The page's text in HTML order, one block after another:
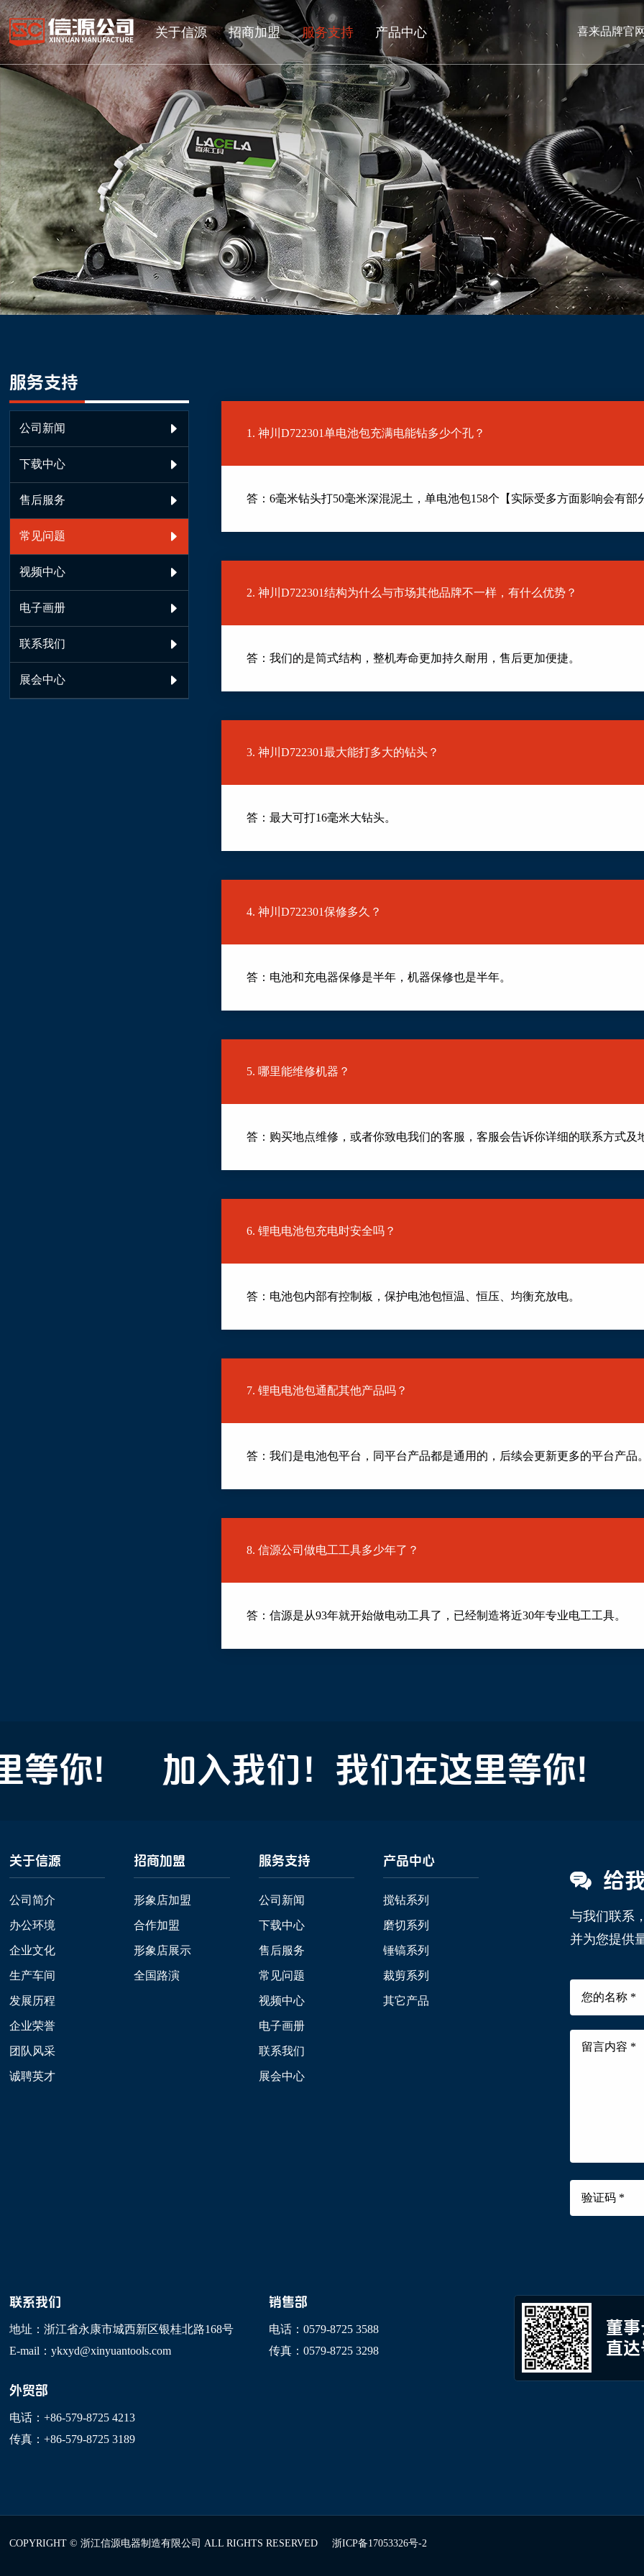
关于信源 招商加盟 服务支持 产品中心 喜来品牌官
服务支持
公司新闻 
下载中心 
售后服务 
常见问题 
视频中心 
电子画册 
联系我们 
展会中心 
1. 神川D722301单电池包充满电能钻多少个孔？
答：6毫米钻头打50毫米深混泥土，单电池包158个【实际受多方面影响会有部
2. 神川D722301结构为什么与市场其他品牌不一样，有什么优势？
答：我们的是筒式结构，整机寿命更加持久耐用，售后更加便捷。
3. 神川D722301最大能打多大的钻头？
答：最大可打16毫米大钻头。
4. 神川D722301保修多久？
答：电池和充电器保修是半年，机器保修也是半年。
5. 哪里能维修机器？
答：购买地点维修，或者你致电我们的客服，客服会告诉你详细的联系方式及
6. 锂电电池包充电时安全吗？
答：电池包内部有控制板，保护电池包恒温、恒压、均衡充放电。
7. 锂电电池包通配其他产品吗？
答：我们是电池包平台，同平台产品都是通用的，后续会更新更多的平台产品
8. 信源公司做电工工具多少年了？
答：信源是从93年就开始做电动工具了，已经制造将近30年专业电工工具。
你! 加入我们！我们在这里等你!
关于信源
公司简介
办公环境
企业文化
生产车间
发展历程
企业荣誉
团队风采
诚聘英才
招商加盟
形象店加盟
合作加盟
形象店展示
全国路演
服务支持
公司新闻
下载中心
售后服务
常见问题
视频中心
电子画册
联系我们
展会中心
产品中心
搅钻系列
磨切系列
锤镐系列
裁剪系列
其它产品
给
与我们联系
并为您提供
联系我们
地址：浙江省永康市城西新区银桂北路168号
E-mail：ykxyd@xinyuantools.com
销售部
电话：0579-8725 3588
传真：0579-8725 3298
外贸部
电话：+86-579-8725 4213
传真：+86-579-8725 3189
董
直
COPYRIGHT © 浙江信源电器制造有限公司 ALL RIGHTS RESERVED 浙ICP备17053326号-2